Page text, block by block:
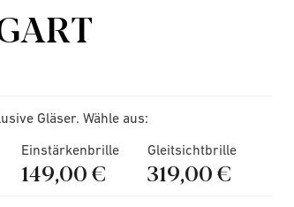
Gläser. Wähle aus:
Einstärkenbrille
149,00 €
Gleitsichtbrille
319,00 €